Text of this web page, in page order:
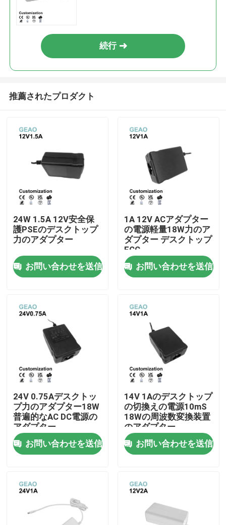
家
プロダクト
私たちに関しては
工場旅行
品質管理
お問い合わせ
引用を要求しなさい
壁の台紙力のアダプター
デスクトップ力のアダプター
続行
推薦されたプロダクト
24W 1.5A 12V安全保
護PSEのデスクトップ
力のアダプター
お問い合わせを送信
1A 12V ACアダプター
の電源軽量18W力のア
ダプター デスクトップ
FCC
お問い合わせを送信
24V 0.75Aデスクトッ
プ力のアダプター18W
普遍的なAC DC電源の
アダプター
お問い合わせを送信
14V 1Aのデスクトップ
の切換えの電源10mS
18Wの周波数変換装置
のアダプター
お問い合わせを送信